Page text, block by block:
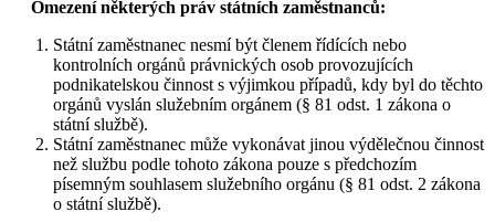
Omezení některých práv státních zaměstnanců:
Státní zaměstnanec nesmí být členem řídících nebo
kontrolních orgánů právnických osob provozujících
podnikatelskou činnost s výjimkou případů, kdy byl do těchto
orgánů vyslán služebním orgánem (§ 81 odst. 1 zákona o
státní službě).
Státní zaměstnanec může vykonávat jinou výdělečnou činnost
než službu podle tohoto zákona pouze s předchozím
písemným souhlasem služebního orgánu (§ 81 odst. 2 zákona
o státní službě).